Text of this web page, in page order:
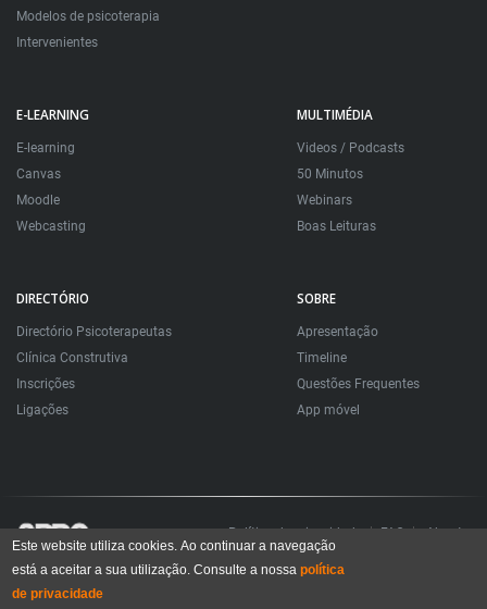
Modelos de psicoterapia
Intervenientes
E-LEARNING
E-learning
Canvas
Moodle
Webcasting
MULTIMÉDIA
Videos / Podcasts
50 Minutos
Webinars
Boas Leituras
DIRECTÓRIO
Directório Psicoterapeutas
Clínica Construtiva
Inscrições
Ligações
SOBRE
Apresentação
Timeline
Questões Frequentes
App móvel
Política de privacidade FAQ About
Todos os direitos reservados. Sociedade Portuguesa de Psicoterapias Construtivistas
© 2006 – 2024
All rights reserved. Portuguese Society for Constructivist Psychotherapies
Este website utiliza cookies. Ao continuar a navegação
está a aceitar a sua utilização. Consulte a nossapolítica
de privacidade